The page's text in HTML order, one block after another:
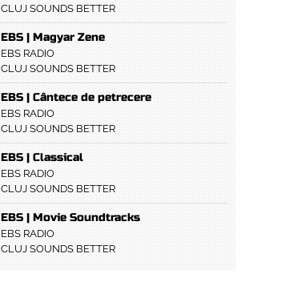
CLUJ SOUNDS BETTER
EBS | Magyar Zene
EBS RADIO
CLUJ SOUNDS BETTER
EBS | Cântece de petrecere
EBS RADIO
CLUJ SOUNDS BETTER
EBS | Classical
EBS RADIO
CLUJ SOUNDS BETTER
EBS | Movie Soundtracks
EBS RADIO
CLUJ SOUNDS BETTER